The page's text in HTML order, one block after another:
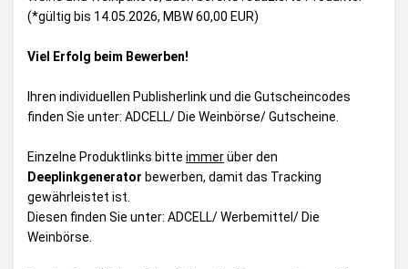
(*gültig bis 14.05.2026, MBW 60,00 EUR)
Viel Erfolg beim Bewerben!
Ihren individuellen Publisherlink und die Gutscheincodes
finden Sie unter: ADCELL/ Die Weinbörse/ Gutscheine
Einzelne Produktlinks bitte immerüber den
Deeplinkgenerator bewerben, damit das Tracking
gewährleistet ist.
Diesen finden Sie unter: ADCELL/ Werbemittel/ Die
Weinbörse